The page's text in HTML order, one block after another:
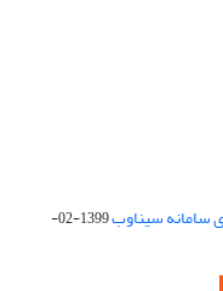
سامانه سیناوب
1399-02-